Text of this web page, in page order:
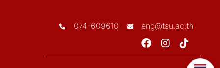
074-609610 eng@tsu.ac.th